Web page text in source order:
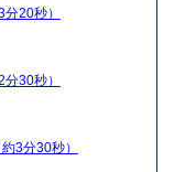
分20秒）
分30秒）
約3分30秒）